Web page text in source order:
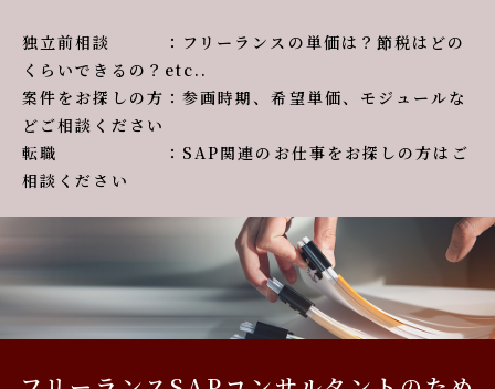
独立前相談 ：フリーランスの単価は？節税はどの
くらいできるの？etc..
案件をお探しの方：参画時期、希望単価、モジュールな
どご相談ください
転職 ：SAP関連のお仕事をお探しの方はご
相談ください